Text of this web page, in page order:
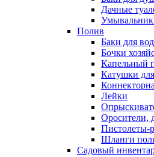
Дачные
Полив
Баки для
Бочки
Капельный
Катушки
Лейки
Оросители,
Пистолеты-
Шланги
Садовый